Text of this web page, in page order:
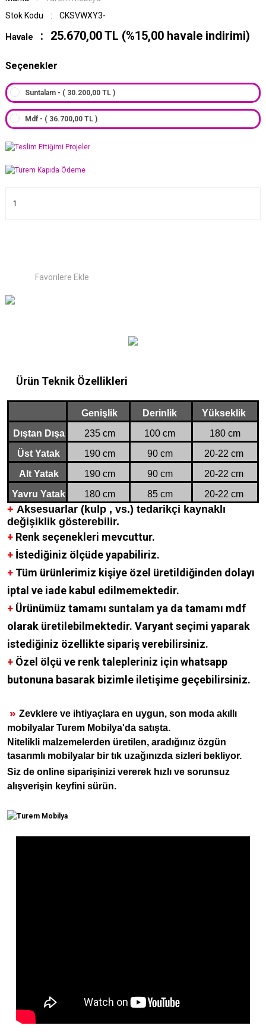
Stok Kodu
CKSVWXY3-
Havale 25.670,00 TL (%15,00 havale indirimi)
Seçenekler
Suntalam - ( 30.200,00 TL )
Mdf - ( 36.700,00 TL )
Ürün Teknik Özellikleri
Genişlik Derinlik
Yükseklik
Dıştan Dışa
235 cm 100 cm
180 cm
Üst Yatak
190 cm 90 cm
20-22 cm
Alt Yatak
190 cm 90 cm
20-22 cm
Yavru Yatak
180 cm 85 cm 20-22 cm
+ Aksesuarlar (kulp , vs.) tedarikçi kaynaklı
değişiklik gösterebilir.
+ Renk seçenekleri mevcuttur.
+ İstediğiniz ölçüde yapabiliriz.
+ Tüm ürünlerimiz kişiye özel üretildiğinden dolayı
iptal ve iade kabul edilmemektedir.
+ Ürünümüz tamamı suntalam ya da tamamı mdf
olarak üretilebilmektedir. Varyant seçimi yaparak
istediğiniz özellikte sipariş verebilirsiniz.
+ Özel ölçü ve renk talepleriniz için whatsapp
butonuna basarak bizimle iletişime geçebilirsiniz.
» Zevklere ve ihtiyaçlara en uygun, son moda akıllı
mobilyalar Turem Mobilya'da satışta.
Nitelikli malzemelerden üretilen, aradığınız özgün
tasarımlı mobilyalar bir tık uzağınızda sizleri bekliyor.
Siz de online siparişinizi vererek hızlı ve sorunsuz
alışverişin keyfini sürün.